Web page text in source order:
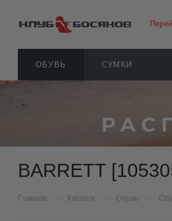
ОБУВЬ СУМКИ
BARRETT
Главная Каталог Обувь